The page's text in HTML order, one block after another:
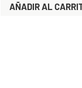
AÑADIR AL